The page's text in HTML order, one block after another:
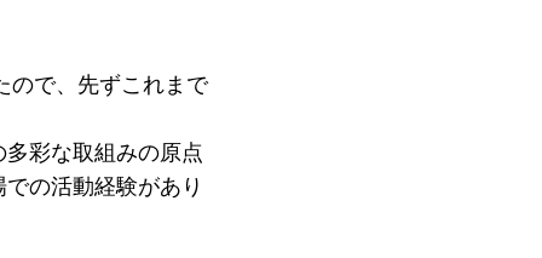
ので、先ずこれまで
彩な取組みの原点
の活動経験があり